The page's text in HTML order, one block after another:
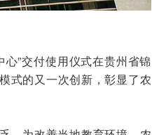
”交付使用仪式在贵州省锦
式的又一次创新，彰显了农